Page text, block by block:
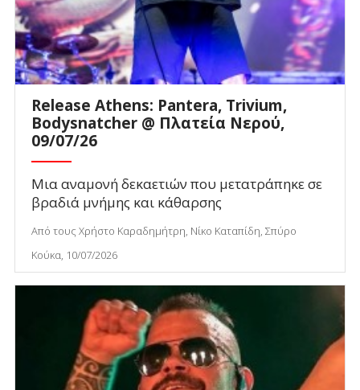
Release Athens: Pantera, Trivium,
Bodysnatcher @ Πλατεία Νερού,
09/07/26
Μια αναμονή δεκαετιών που μετατράπηκε σε
βραδιά μνήμης και κάθαρσης
Από τους Χρήστο Καραδημήτρη, Νίκο Καταπίδη, Σπύρο
Κούκα, 10/07/2026